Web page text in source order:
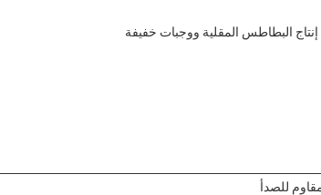
إنتاج البطاطس المقلية ووجبات خفيفة
للصدأ